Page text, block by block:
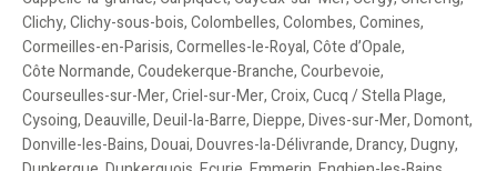
Clichy,Clichy-sous-bois,Colombelles,Colombes,Comines,
Cormeilles-en-Parisis,Cormelles-le-Royal,Côte d’Opale,
Côte Normande,Coudekerque-Branche,Courbevoie,
Courseulles-sur-Mer,Criel-sur-Mer,Croix,Cucq / Stella Plage,
Cysoing,Deauville,Deuil-la-Barre,Dieppe,Dives-sur-Mer,Domont,
Donville-les-Bains,Douai,Douvres-la-Délivrande,Drancy,Dugny,